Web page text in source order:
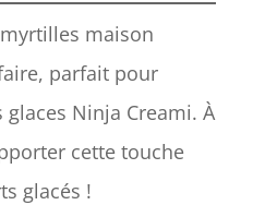
maison
parfait pour
Ninja Creami. À
cette touche
glacés !